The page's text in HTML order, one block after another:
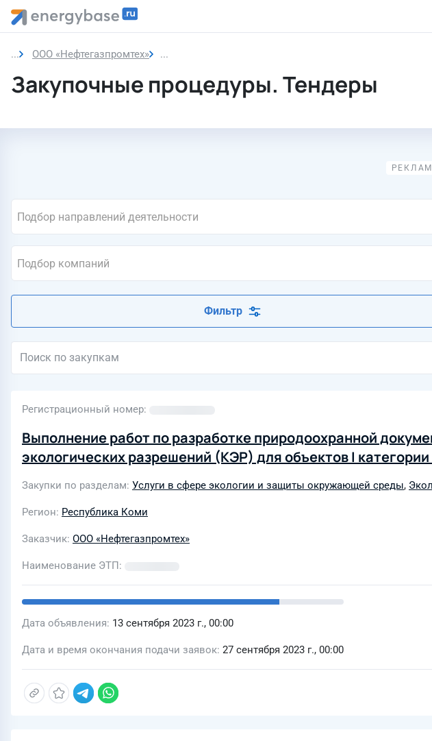
ООО «Нефтегазпромтех» Закупки компании
Закупочные процедуры. Тендеры
Подбор направлений деятельности
Подбор компаний
Фильтр
Регистрационный номер
Выполнение работ по разработке природоохранной
экологических разрешений (КЭР) для объектов I
Закупки по разделам Услуги в сфере экологии и защиты окружающей среды,
Регион Республика Коми
Заказчик ООО «Нефтегазпромтех»
Наименование ЭТП
Дата объявления 13 сентября 2023 г., 00:00
Дата и время окончания подачи заявок 27 сентября 2023 г., 00:00